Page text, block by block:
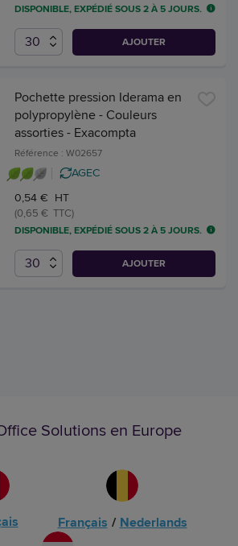
DISPONIBLE, EXPÉDIÉ SOUS 2 À 5 JOURS.
AJOUTER
Pochette pression Iderama en
polypropylène - Couleurs
assorties - Exacompta
Référence : W02657
AGEC
0,54 € HT
(0,65 € TTC)
DISPONIBLE, EXPÉDIÉ SOUS 2 À 5 JOURS.
AJOUTER
Solutions en Europe
Français / Nederlands